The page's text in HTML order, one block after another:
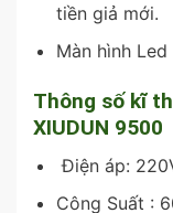
tiền giả mới.
Màn hình
Thông số kĩ
XIUDUN 9500
Điện áp:
Công Suất :